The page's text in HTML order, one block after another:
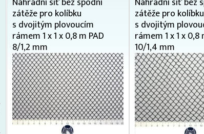
zátěže pro kolíbku
s dvojitým plovoucím
rámem 1 x 1 x 0,8 m PAD
8/1,2 mm
zátěže pro kolíbku
s dvojitým
rámem 1 x 1 x 0,8
10/1,4 mm